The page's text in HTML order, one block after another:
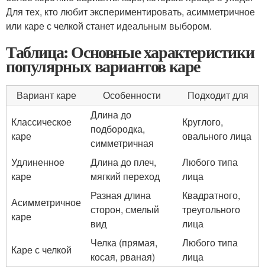
Для тех, кто любит экспериментировать, асимметричное
или каре с челкой станет идеальным выбором.
Таблица: Основные характеристики
популярных вариантов каре
Вариант каре Особенности
Подходит для
Классическое
каре
Длина до
подбородка,
симметричная
Круглого,
овального лица
Удлиненное
каре
Длина до плеч,
мягкий переход
Любого типа
лица
Асимметричное
каре
Разная длина
сторон, смелый
вид
Квадратного,
треугольного
лица
Каре с челкой
Челка (прямая,
косая, рваная)
Любого типа
лица